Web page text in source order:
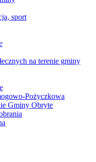
sport
na terenie gminy
Pożyczkowa
Gminy Obryte